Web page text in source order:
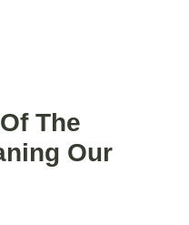
The
Our